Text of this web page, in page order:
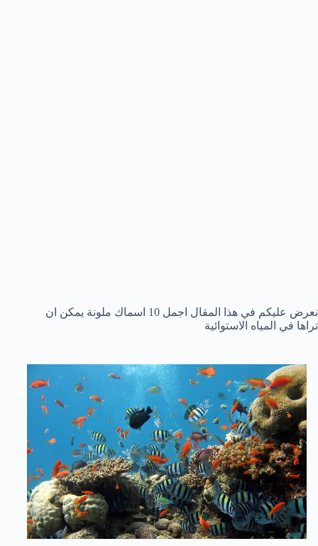
نعرض عليكم في هذا المقال اجمل 10 اسماك ملونة يمكن ان
تراها في المياه الاستوائية